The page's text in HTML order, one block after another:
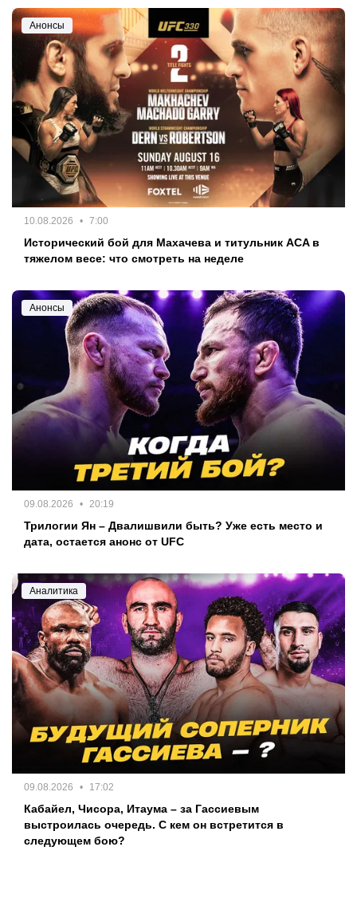
Анонсы
10.08.2026 7:00
Исторический бой для Махачева и титульник ACA в
тяжелом весе: что смотреть на неделе
Анонсы
09.08.2026 20:19
Трилогии Ян – Двалишвили быть? Уже есть место и
дата, остается анонс от UFC
Аналитика
09.08.2026 17:02
Кабайел, Чисора, Итаума – за Гассиевым
выстроилась очередь. С кем он встретится в
следующем бою?